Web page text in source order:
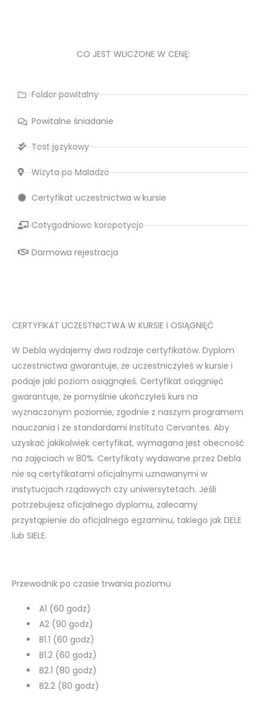
CO JEST WLICZONE W CENĘ:
Folder powitalny
Powitalne śniadanie
Test językowy
Wizyta po Maladze
Certyfikat uczestnictwa w kursie
Cotygodniowe korepetycje
Darmowa rejestracja
CERTYFIKAT UCZESTNICTWA W KURSIE I OSIĄGNIĘĆ
W Debla wydajemy dwa rodzaje certyfikatów. Dyplom
uczestnictwa gwarantuje, że uczestniczyłeś w kursie i
podaje jaki poziom osiągnąłeś. Certyfikat osiągnięć
gwarantuje, że pomyślnie ukończyłeś kurs na
wyznaczonym poziomie, zgodnie z naszym programem
nauczania i ze standardami Instituto Cervantes. Aby
uzyskać jakikolwiek certyfikat, wymagana jest obecność
na zajęciach w 80%. Certyfikaty wydawane przez Debla
nie są certyfikatami oficjalnymi uznawanymi w
instytucjach rządowych czy uniwersytetach. Jeśli
potrzebujesz oficjalnego dyplomu, zalecamy
przystąpienie do oficjalnego egzaminu, takiego jak DELE
lub SIELE.
Przewodnik po czasie trwania poziomu
A1 (60 godz)
A2 (90 godz)
B1.1 (60 godz)
B1.2 (60 godz)
B2.1 (80 godz)
B2.2 (80 godz)